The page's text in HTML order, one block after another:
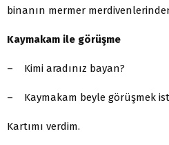
binanın mermer
Kaymakam ile görüşme
– Kimi aradınız bayan?
– Kaymakam beyle görüşmek
Kartımı verdim.